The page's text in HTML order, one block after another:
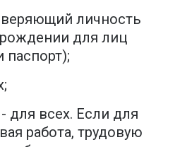
личность
для лиц
для всех. Если для
работа, трудовую